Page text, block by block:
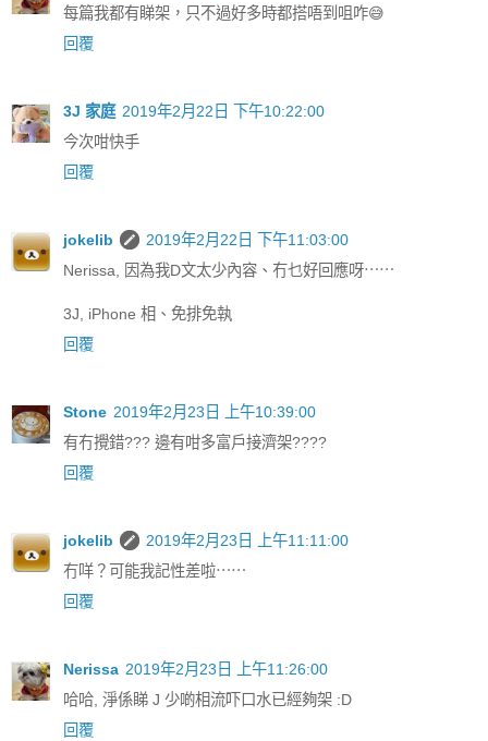
每篇我都有睇架，只不過好多時都搭唔到咀咋😅
回覆
3J 家庭 2019年2月22日 下午10:22:00
今次咁快手
回覆
jokelib
2019年2月22日 下午11:03:00
Nerissa, 因為我D文太少內容、冇乜好回應呀⋯⋯
3J, iPhone 相、免排免執
回覆
Stone 2019年2月23日 上午10:39:00
有冇攪錯??? 邊有咁多富戶接濟架????
回覆
jokelib
2019年2月23日 上午11:11:00
冇咩？可能我記性差啦⋯⋯
回覆
Nerissa 2019年2月23日 上午11:26:00
哈哈, 淨係睇 J 少啲相流吓口水已經夠架 :D
回覆